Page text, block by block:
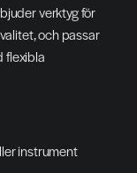
verktyg för
och passar
flexibla
instrument